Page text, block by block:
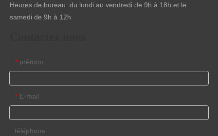
Heures de bureau: du lundi au vendredi de 9h à 18h et le
samedi de 9h à 12h
* prénom
* E-mail
téléphone